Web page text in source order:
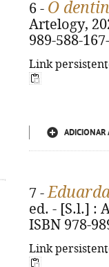
6 - O
Artelogy,
989-588-
Link
ADICIONAR
7 -
ed. - [S.l.] :
ISBN 978-
Link